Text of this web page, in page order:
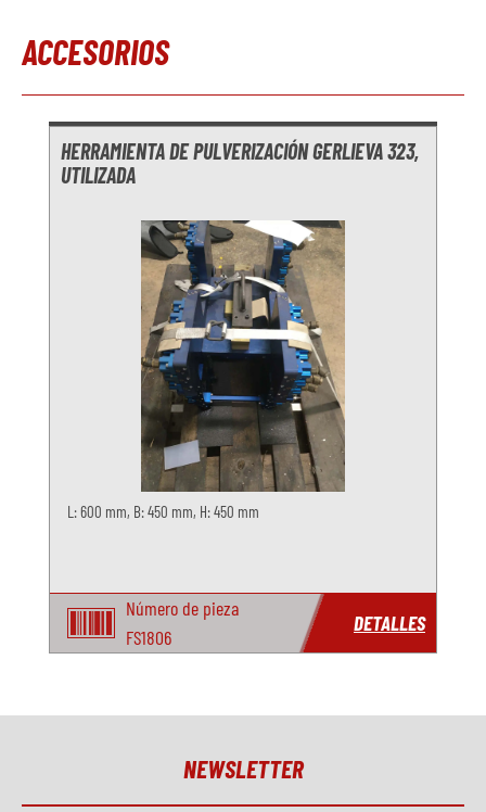
ACCESORIOS
HERRAMIENTA DE PULVERIZACIÓN GERLIEVA 323,
UTILIZADA
L: 600 mm, B: 450 mm, H: 450 mm
Número de pieza
FS1806
DETALLES
NEWSLETTER